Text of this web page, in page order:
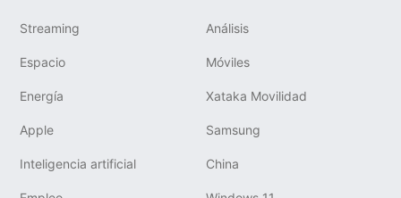
Streaming Análisis
Espacio Móviles
Energía Xataka Movilidad
Apple Samsung
Inteligencia artificial China